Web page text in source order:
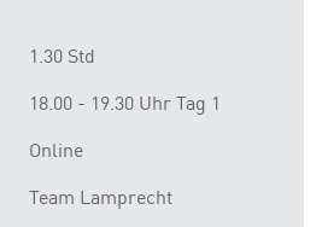
1.30 Std
18.00 - 19.30 Uhr Tag 1
Online
Team Lamprecht